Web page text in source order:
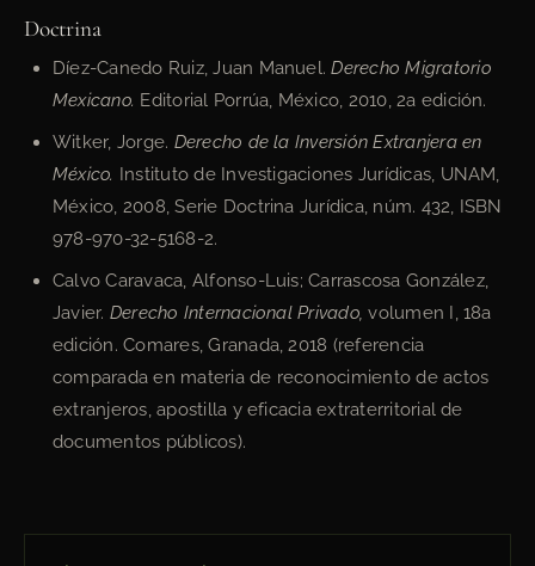
Doctrina
Díez-Canedo Ruiz, Juan Manuel.Derecho Migratorio
Mexicano. Editorial Porrúa, México, 2010, 2a edición.
Witker, Jorge. Derecho de la Inversión Extranjera en
México. Instituto de Investigaciones Jurídicas, UNAM,
México, 2008, Serie Doctrina Jurídica, núm. 432, ISBN
978-970-32-5168-2.
Calvo Caravaca, Alfonso-Luis; Carrascosa González,
Javier. Derecho Internacional Privado, volumen I, 18a
edición. Comares, Granada, 2018 (referencia
comparada en materia de reconocimiento de actos
extranjeros, apostilla y eficacia extraterritorial de
documentos públicos).